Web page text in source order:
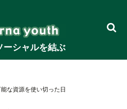
ーシャルを結ぶ
な資源を使い切った日